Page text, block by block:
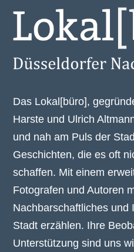
Das Lokal[büro],
Harste und Ulrich
und nah am Puls der
Geschichten, die es oft
schaffen. Mit einem
Fotografen und Autoren
Nachbarschaftliches und
Stadt erzählen. Ihre
Unterstützung sind uns